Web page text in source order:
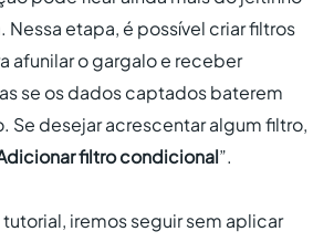
Nessa etapa, é possível criar filtros
afunilar o gargalo e receber
se os dados captados baterem
Se desejar acrescentar algum filtro,
filtro condicional”.
tutorial, iremos seguir sem aplicar